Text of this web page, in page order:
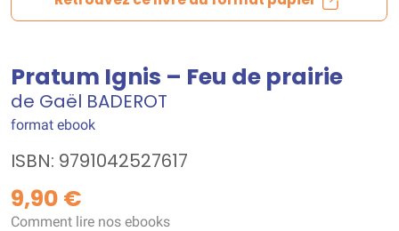
Pratum Ignis – Feu de prairie
de Gaël BADEROT
format ebook
ISBN: 9791042527617
9,90 €
Comment lire nos ebooks